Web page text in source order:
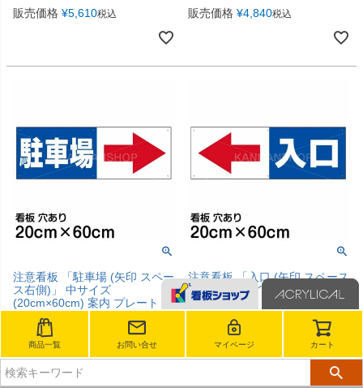
商品一覧 お問い合せ マイページ カート
販売価格 ¥5,610税込
販売価格 ¥4,840税込
注意看板 「駐車場 (矢印 スペー
ス右側)」 中サイズ
(20cm×60cm) 案内 プレート
販売価格
注意看板 「入口 (矢印 スペース
左側)」 中サイズ(20cm×60cm)
案内 プレート
販売価格 ¥